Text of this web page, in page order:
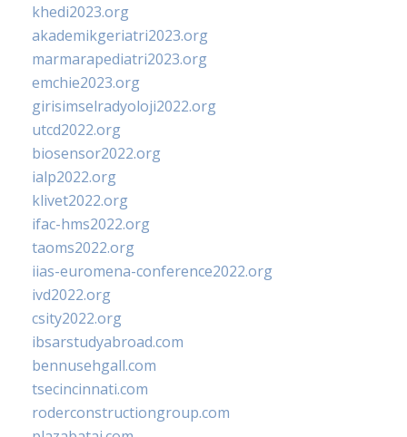
khedi2023.org
akademikgeriatri2023.org
marmarapediatri2023.org
emchie2023.org
girisimselradyoloji2022.org
utcd2022.org
biosensor2022.org
ialp2022.org
klivet2022.org
ifac-hms2022.org
taoms2022.org
iias-euromena-conference2022.org
ivd2022.org
csity2022.org
ibsarstudyabroad.com
bennusehgall.com
tsecincinnati.com
roderconstructiongroup.com